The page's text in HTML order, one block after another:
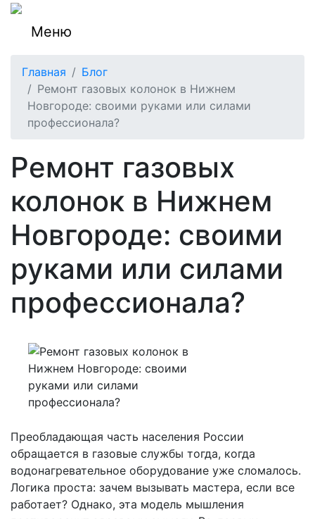
Меню
Главная
Блог
Ремонт газовых колонок в Нижнем
Новгороде: своими руками или силами
профессионала?
Ремонт газовых
колонок в Нижнем
Новгороде: своими
руками или силами
профессионала?
Преобладающая часть населения России
обращается в газовые службы тогда, когда
водонагревательное оборудование уже сломалось.
Логика проста: зачем вызывать мастера, если все
работает? Однако, эта модель мышления